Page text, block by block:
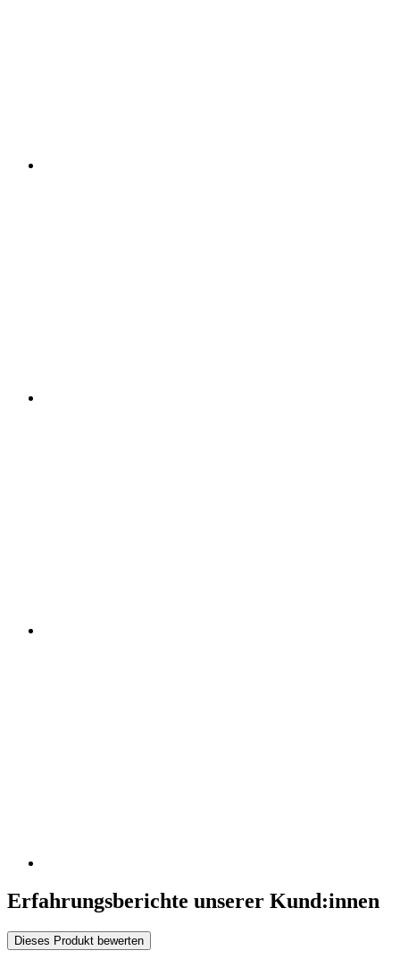
Erfahrungsberichte unserer Kund:innen
Dieses Produkt bewerten